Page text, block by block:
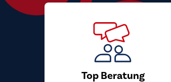
Top Beratung